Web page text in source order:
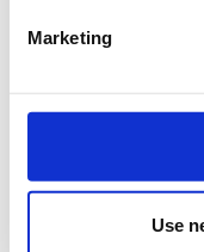
Marketing
Use
* Πως
* Πως προστίθενται
* Σύνδεση δύο
* Pathfinding σε